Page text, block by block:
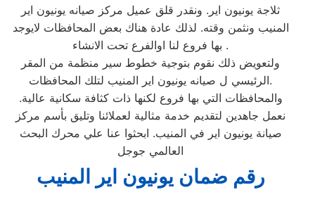
ثلاجة يونيون اير. ونقدر قلق عميل مركز صيانه يونيون اير
المنيب ونثمن وقته. لذلك عادة هناك بعض المحافظات لايوجد
بها فروع لنا اوالفرع تحت الانشاء .
ولتعويض ذلك نقوم بتوجية خطوط سير منظمة من المقر
الرئيسي ل صيانه يونيون اير المنيب لتلك المحافظات.
والمحافظات التي بها فروع لكنها ذات كثافة سكانية عالية.
نعمل جاهدين لتقديم خدمة مثالية لعملائنا وتليق بأسم مركز
صيانة يونيون اير في المنيب. ابحثوا عنا علي محرك البحث
العالمي جوجل
رقم ضمان يونيون اير المنيب